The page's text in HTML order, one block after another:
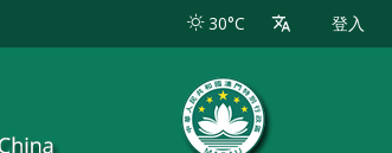
30°C 登入